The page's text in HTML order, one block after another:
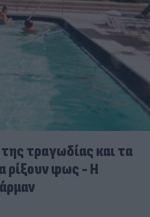
τραγωδίας και τα
ρίξουν φως - Η